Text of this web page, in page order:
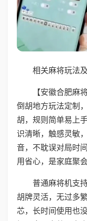
相关麻将玩法
【安徽合肥麻
倒胡地方玩法定制
胡，规则简单易上
识清晰，触感灵敏
音，不耽误对局时
用省心，是家庭聚
普通麻将机支
胡牌灵活，无过多
芯，长时间使用也